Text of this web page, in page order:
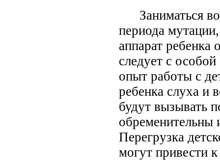
Заниматься
периода
аппарат ребенка
следует с
опыт работы с
ребенка слуха и
будут вызывать
обременительны
Перегрузка
могут привести